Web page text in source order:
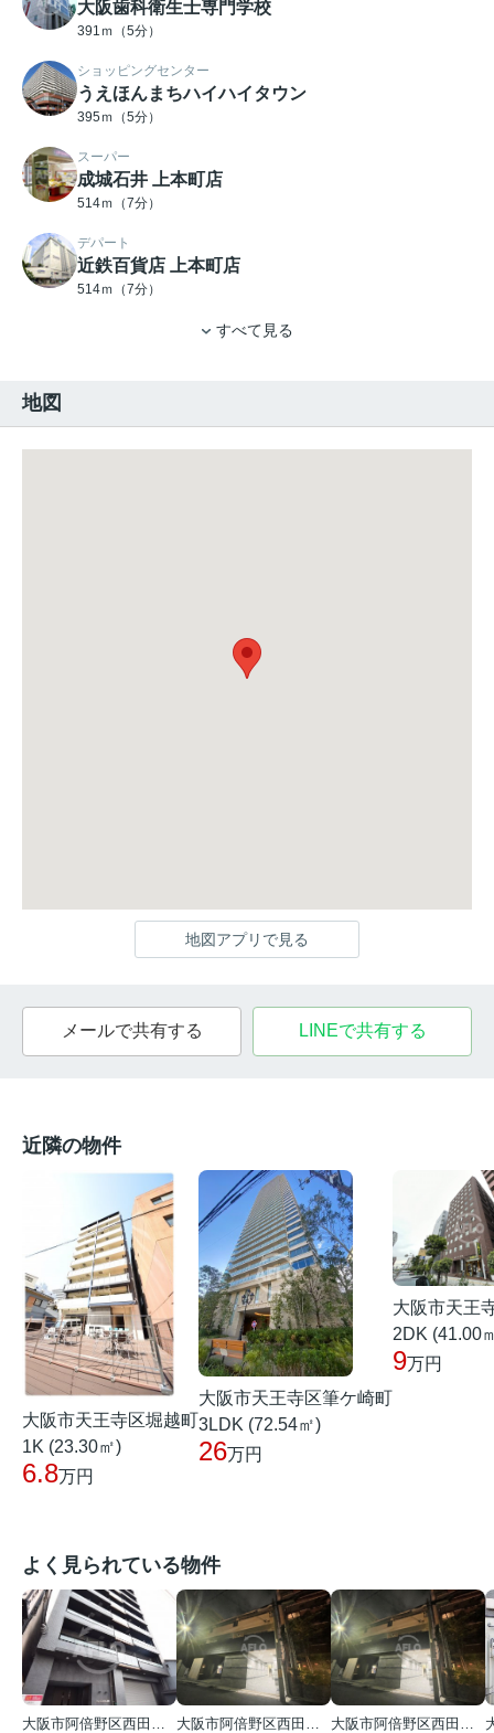
大阪歯科衛生士専門学校
391ｍ（5分）
ショッピングセンター
うえほんまちハイハイタウン
395ｍ（5分）
スーパー
成城石井 上本町店
514ｍ（7分）
デパート
近鉄百貨店 上本町店
514ｍ（7分）
すべて見る
地図
地図アプリで見る
メールで共有する LINEで共有する
近隣の物件
大阪市天王寺区堀越町
1K (23.30㎡)
6.8万円
大阪市天王寺区筆ケ崎町
3LDK (72.54㎡)
26万円
大阪市天王
2DK (41.00
9万円
よく見られている物件